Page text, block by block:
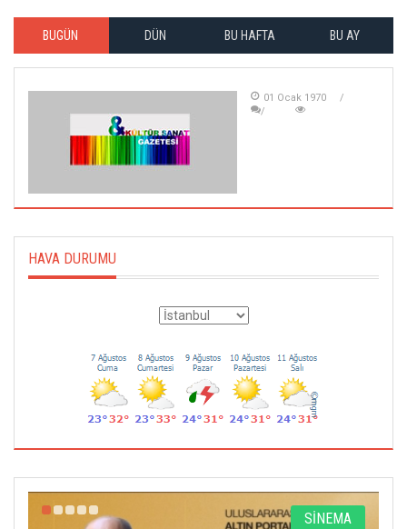
BUGÜN DÜN BU HAFTA BU AY
01 Ocak 1970
HAVA DURUMU
SİNEMA